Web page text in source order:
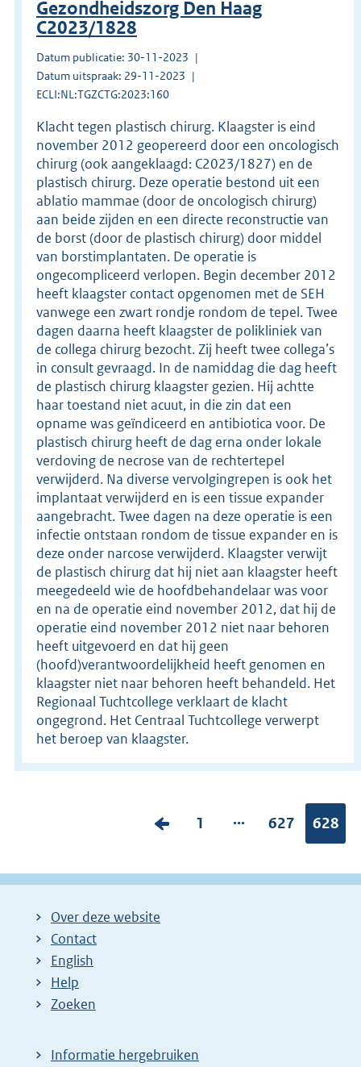
Gezondheidszorg Den Haag
C2023/1828
Datum publicatie: 30-11-2023
Datum uitspraak: 29-11-2023
ECLI:NL:TGZCTG:2023:160
Klacht tegen plastisch chirurg. Klaagster is eind
november 2012 geopereerd door een oncologisch
chirurg (ook aangeklaagd: C2023/1827) en de
plastisch chirurg. Deze operatie bestond uit een
ablatio mammae (door de oncologisch chirurg)
aan beide zijden en een directe reconstructie van
de borst (door de plastisch chirurg) door middel
van borstimplantaten. De operatie is
ongecompliceerd verlopen. Begin december 2012
heeft klaagster contact opgenomen met de SEH
vanwege een zwart rondje rondom de tepel. Twee
dagen daarna heeft klaagster de polikliniek van
de collega chirurg bezocht. Zij heeft twee collega’s
in consult gevraagd. In de namiddag die dag heeft
de plastisch chirurg klaagster gezien. Hij achtte
haar toestand niet acuut, in die zin dat een
opname was geïndiceerd en antibiotica voor. De
plastisch chirurg heeft de dag erna onder lokale
verdoving de necrose van de rechtertepel
verwijderd. Na diverse vervolgingrepen is ook het
implantaat verwijderd en is een tissue expander
aangebracht. Twee dagen na deze operatie is een
infectie ontstaan rondom de tissue expander en is
deze onder narcose verwijderd. Klaagster verwijt
de plastisch chirurg dat hij niet aan klaagster heeft
meegedeeld wie de hoofdbehandelaar was voor
en na de operatie eind november 2012, dat hij de
operatie eind november 2012 niet naar behoren
heeft uitgevoerd en dat hij geen
(hoofd)verantwoordelijkheid heeft genomen en
klaagster niet naar behoren heeft behandeld. Het
Regionaal Tuchtcollege verklaart de klacht
ongegrond. Het Centraal Tuchtcollege verwerpt
het beroep van klaagster.
V
r
P
g
1 ...
P
g
627 628
Over deze website
Contact
English
Help
Zoeken
Informatie hergebruiken